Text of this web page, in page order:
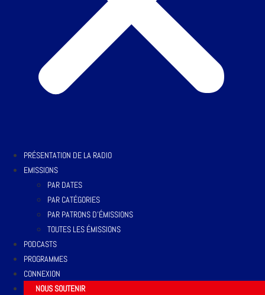
PRÉSENTATION DE LA RADIO
EMISSIONS
PAR DATES
PAR CATÉGORIES
PAR PATRONS D’ÉMISSIONS
TOUTES LES ÉMISSIONS
PODCASTS
PROGRAMMES
CONNEXION
NOUS SOUTENIR